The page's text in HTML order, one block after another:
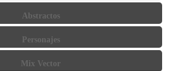
Abstractos
Personajes
Mix Vector